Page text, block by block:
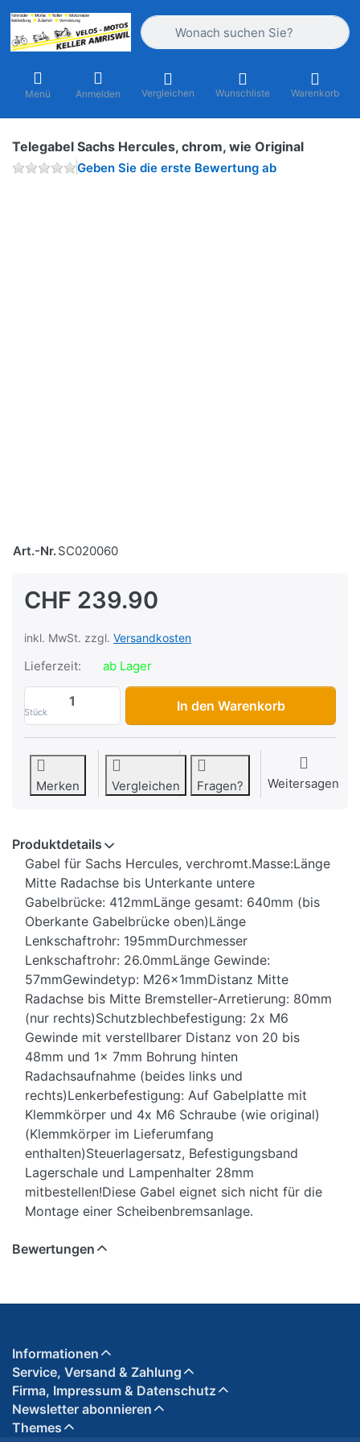
Geben Sie einen Suchbegriff ein.
Menü Anmelden Vergleichen Wunschliste Warenkorb
Telegabel Sachs Hercules, chrom, wie Original
Geben Sie die erste Bewertung ab
Art.-Nr.SC020060
CHF 239.90
inkl. MwSt. zzgl. Versandkosten
Lieferzeit: ab Lager
Stück
Telegabel Sachs Hercules, chrom, wie
In den Warenkorb
Merken Vergleichen Fragen? Weitersagen
Produktdetails
Gabel für Sachs Hercules, verchromt.Masse:Länge
Mitte Radachse bis Unterkante untere
Gabelbrücke: 412mmLänge gesamt: 640mm (bis
Oberkante Gabelbrücke oben)Länge
Lenkschaftrohr: 195mmDurchmesser
Lenkschaftrohr: 26.0mmLänge Gewinde:
57mmGewindetyp: M26x1mmDistanz Mitte
Radachse bis Mitte Bremsteller-Arretierung: 80mm
(nur rechts)Schutzblechbefestigung: 2x M6
Gewinde mit verstellbarer Distanz von 20 bis
48mm und 1x 7mm Bohrung hinten
Radachsaufnahme (beides links und
rechts)Lenkerbefestigung: Auf Gabelplatte mit
Klemmkörper und 4x M6 Schraube (wie original)
(Klemmkörper im Lieferumfang
enthalten)Steuerlagersatz, Befestigungsband
Lagerschale und Lampenhalter 28mm
mitbestellen!Diese Gabel eignet sich nicht für die
Montage einer Scheibenbremsanlage.
Bewertungen
Informationen
Service, Versand & Zahlung
Firma, Impressum & Datenschutz
Newsletter abonnieren
Themes